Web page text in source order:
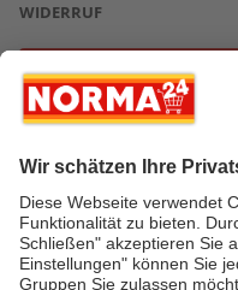
WIDERRUF
Vertrag widerrufen